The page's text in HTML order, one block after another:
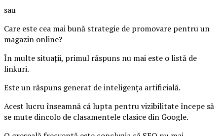
sau
Care este cea mai bună strategie de promovare pentru un
magazin online?
În multe situații, primul răspuns nu mai este o listă de
linkuri.
Este un răspuns generat de inteligența artificială.
Acest lucru înseamnă că lupta pentru vizibilitate începe să
se mute dincolo de clasamentele clasice din Google.